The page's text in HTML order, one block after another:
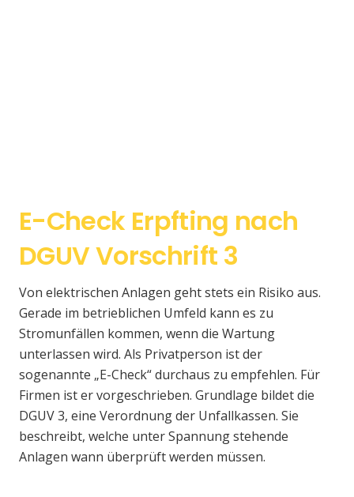
E-Check Erpfting nach
DGUV Vorschrift 3
Von elektrischen Anlagen geht stets ein Risiko aus.
Gerade im betrieblichen Umfeld kann es zu
Stromunfällen kommen, wenn die Wartung
unterlassen wird. Als Privatperson ist der
sogenannte „E-Check“ durchaus zu empfehlen. Für
Firmen ist er vorgeschrieben. Grundlage bildet die
DGUV 3, eine Verordnung der Unfallkassen. Sie
beschreibt, welche unter Spannung stehende
Anlagen wann überprüft werden müssen.